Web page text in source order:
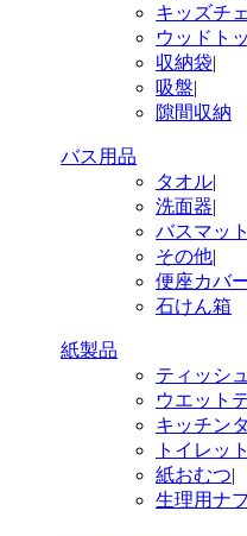
キッズチ
ウッドト
収納袋|
吸盤|
隙間収納
バス用品
タオル|
洗面器|
バスマット
その他|
便座カバ
石けん箱
紙製品
ティッシ
ウエット
キッチン
トイレッ
紙おむつ|
生理用ナ